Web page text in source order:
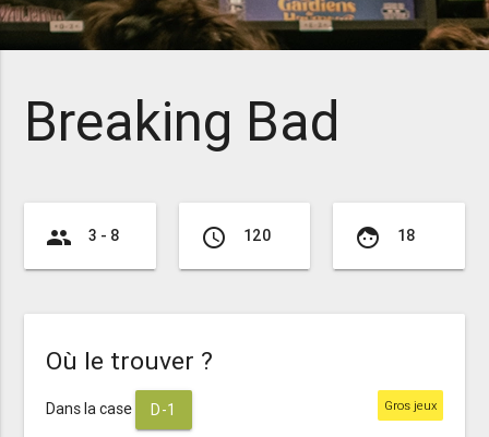
Breaking Bad
group 3 - 8 access_time 120 face 18
Où le trouver ?
Dans la case D-1 Gros jeux